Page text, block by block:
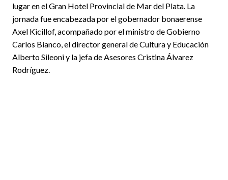
lugar en el Gran Hotel Provincial de Mar del Plata. La
jornada fue encabezada por el gobernador bonaerense
Axel Kicillof, acompañado por el ministro de Gobierno
Carlos Bianco, el director general de Cultura y Educación
Alberto Sileoni y la jefa de Asesores Cristina Álvarez
Rodríguez.